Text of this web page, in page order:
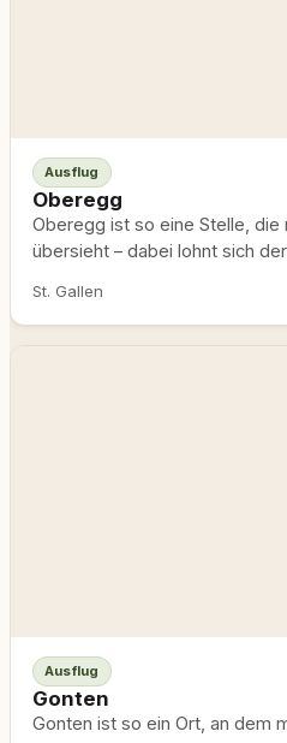
Ausflug
Oberegg
Oberegg ist so eine Stelle, die
übersieht – dabei lohnt sich
St. Gallen
Ausflug
Gonten
Gonten ist so ein Ort, an dem